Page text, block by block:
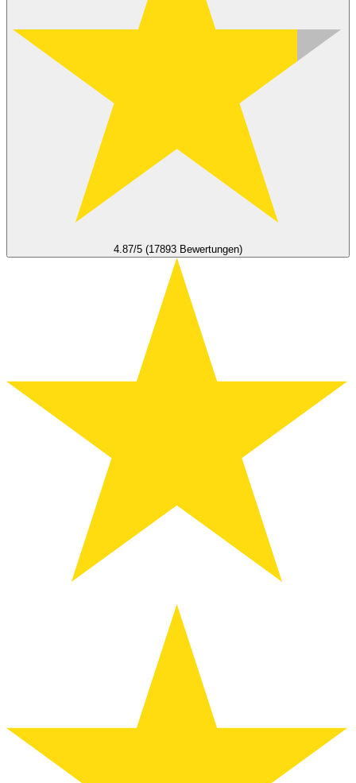
4.87/5 (17893 Bewertungen)